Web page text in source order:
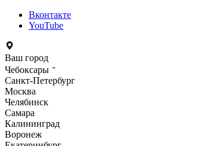
Вконтакте
YouTube
Ваш город
Чебоксары
Санкт-Петербург
Москва
Челябинск
Самара
Калининград
Воронеж